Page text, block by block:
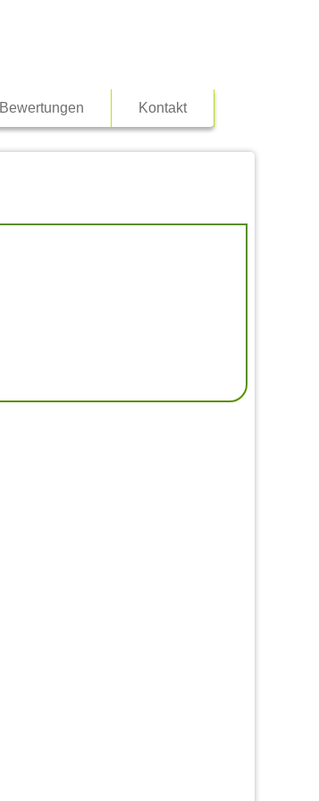
Bewertungen Kontakt